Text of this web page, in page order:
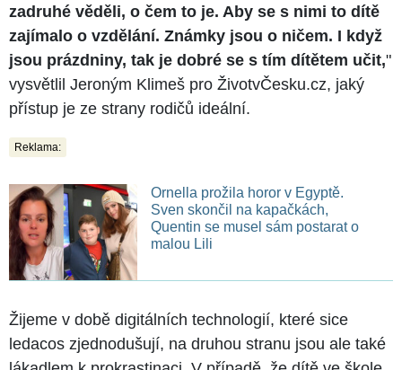
zadruhé věděli, o čem to je. Aby se s nimi to dítě
zajímalo o vzdělání. Známky jsou o ničem. I když
jsou prázdniny, tak je dobré se s tím dítětem učit,"
vysvětlil Jeroným Klimeš pro ŽivotvČesku.cz, jaký
přístup je ze strany rodičů ideální.
Reklama:
Ornella prožila horor v Egyptě.
Sven skončil na kapačkách,
Quentin se musel sám postarat o
malou Lili
Žijeme v době digitálních technologií, které sice
ledacos zjednodušují, na druhou stranu jsou ale také